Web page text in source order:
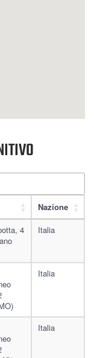
Nazione
4
Italia
Italia
Italia